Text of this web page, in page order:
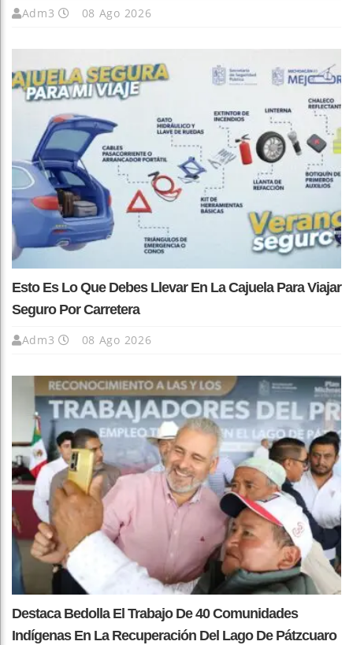
Adm3 08 Ago 2026
Esto Es Lo Que Debes Llevar En La Cajuela Para Viajar
Seguro Por Carretera
Adm3 08 Ago 2026
Destaca Bedolla El Trabajo De 40 Comunidades
Indígenas En La Recuperación Del Lago De Pátzcuaro